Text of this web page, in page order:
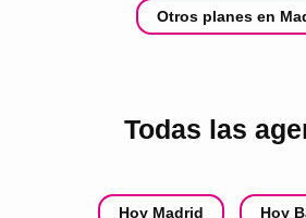
Otros planes en
Todas las
Hoy Madrid Hoy